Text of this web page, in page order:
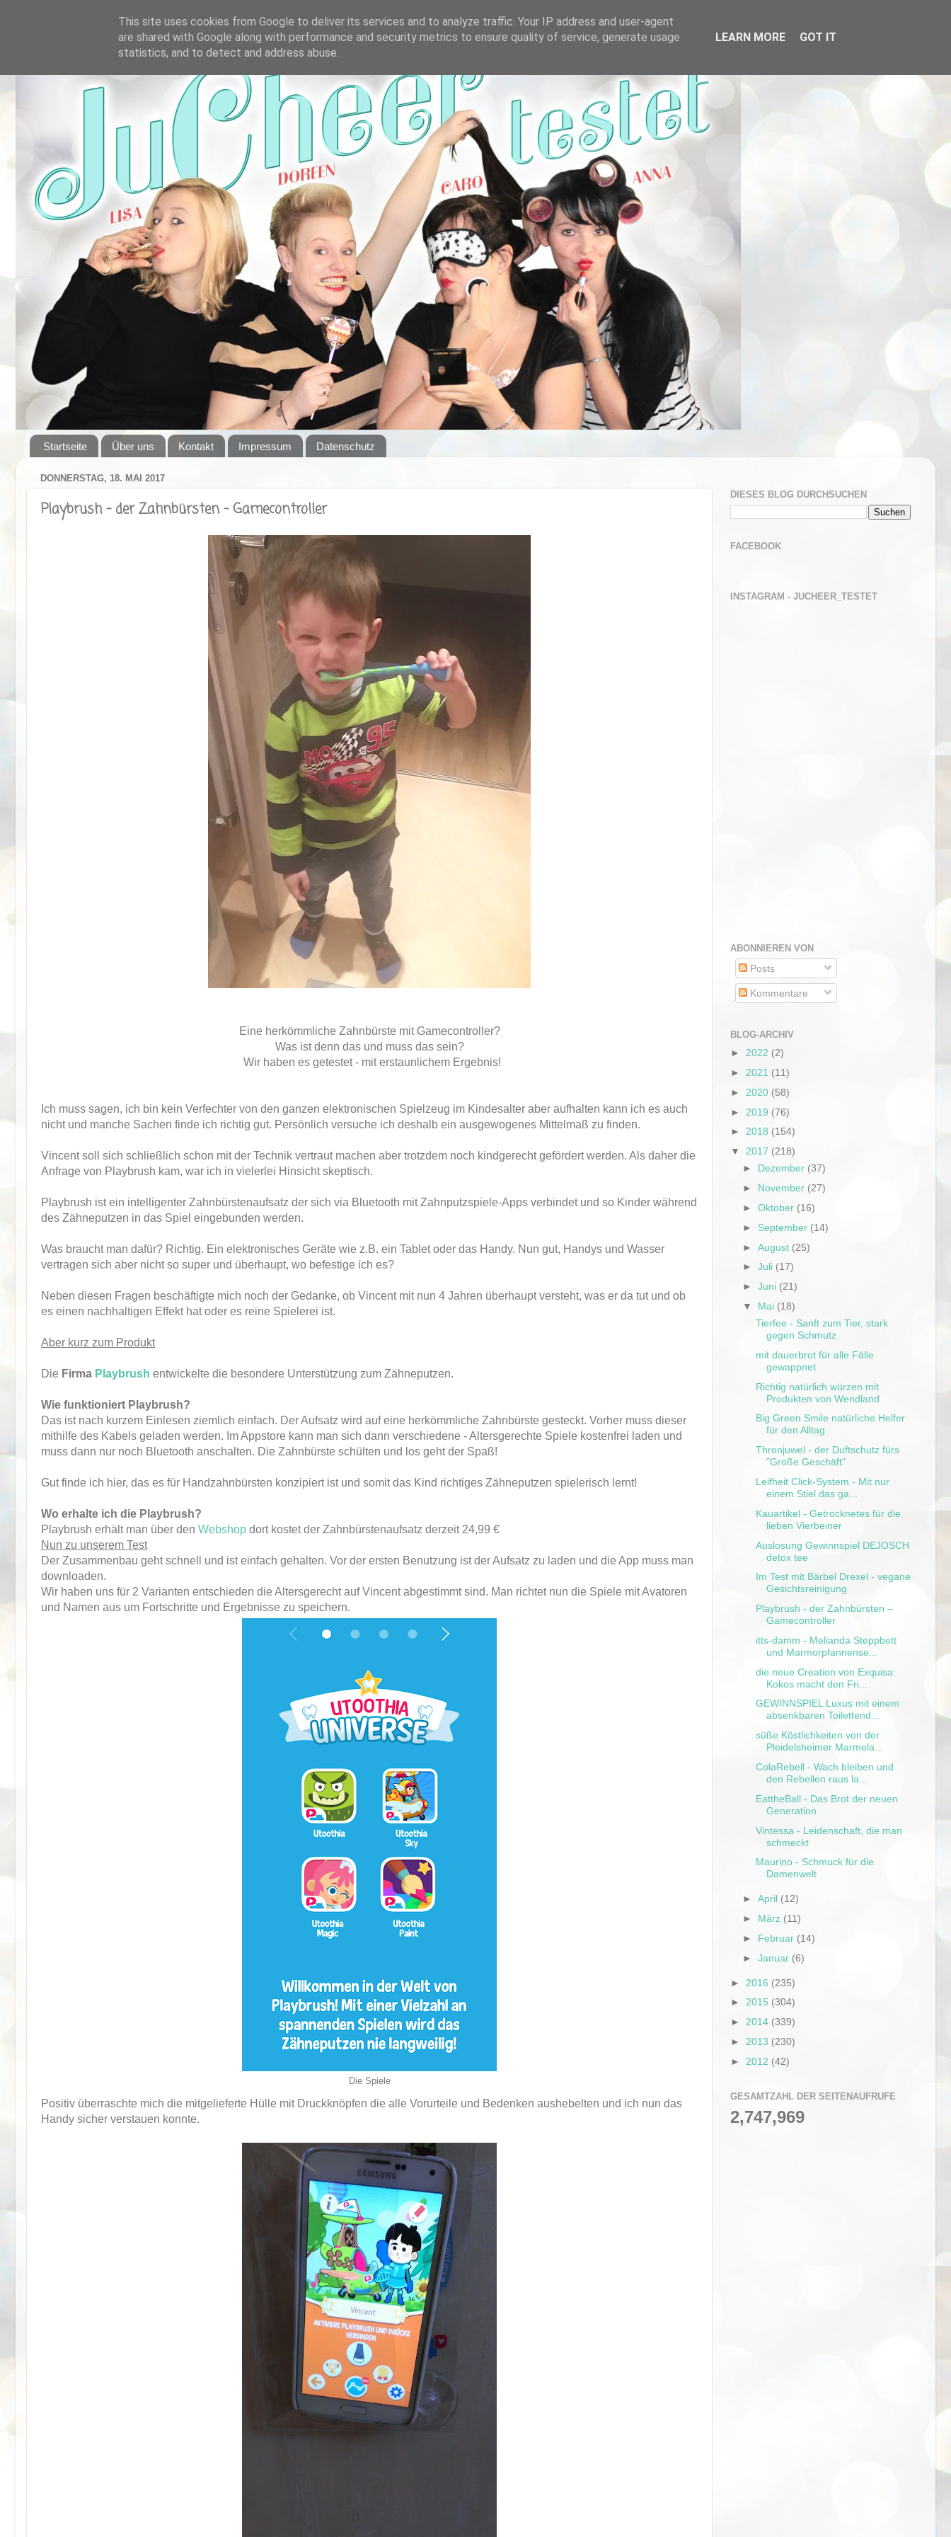
Startseite Über uns Kontakt Impressum Datenschutz
DONNERSTAG, 18. MAI 2017
Playbrush - der Zahnbürsten – Gamecontroller
Eine herkömmliche Zahnbürste mit Gamecontroller?
Was ist denn das und muss das sein?
Wir haben es getestet - mit erstaunlichem Ergebnis!
Ich muss sagen, ich bin kein Verfechter von den ganzen elektronischen Spielzeug im Kindesalter aber aufhalten kann ich es auch
nicht und manche Sachen finde ich richtig gut. Persönlich versuche ich deshalb ein ausgewogenes Mittelmaß zu finden.
Vincent soll sich schließlich schon mit der Technik vertraut machen aber trotzdem noch kindgerecht gefördert werden. Als daher die
Anfrage von Playbrush kam, war ich in vielerlei Hinsicht skeptisch.
Playbrush ist ein intelligenter Zahnbürstenaufsatz der sich via Bluetooth mit Zahnputzspiele-Apps verbindet und so Kinder während
des Zähneputzen in das Spiel eingebunden werden.
Was braucht man dafür? Richtig. Ein elektronisches Geräte wie z.B. ein Tablet oder das Handy. Nun gut, Handys und Wasser
vertragen sich aber nicht so super und überhaupt, wo befestige ich es?
Neben diesen Fragen beschäftigte mich noch der Gedanke, ob Vincent mit nun 4 Jahren überhaupt versteht, was er da tut und ob
es einen nachhaltigen Effekt hat oder es reine Spielerei ist.
Aber kurz zum Produkt
Die Firma Playbrush entwickelte die besondere Unterstützung zum Zähneputzen.
Wie funktioniert Playbrush?
Das ist nach kurzem Einlesen ziemlich einfach. Der Aufsatz wird auf eine herkömmliche Zahnbürste gesteckt. Vorher muss dieser
mithilfe des Kabels geladen werden. Im Appstore kann man sich dann verschiedene - Altersgerechte Spiele kostenfrei laden und
muss dann nur noch Bluetooth anschalten. Die Zahnbürste schülten und los geht der Spaß!
Gut finde ich hier, das es für Handzahnbürsten konzipiert ist und somit das Kind richtiges Zähneputzen spielerisch lernt!
Wo erhalte ich die Playbrush?
Playbrush erhält man über den Webshop dort kostet der Zahnbürstenaufsatz derzeit 24,99 €
Nun zu unserem Test
Der Zusammenbau geht schnell und ist einfach gehalten. Vor der ersten Benutzung ist der Aufsatz zu laden und die App muss man
downloaden.
Wir haben uns für 2 Varianten entschieden die Altersgerecht auf Vincent abgestimmt sind. Man richtet nun die Spiele mit Avatoren
und Namen aus um Fortschritte und Ergebnisse zu speichern.
Die Spiele
Positiv überraschte mich die mitgelieferte Hülle mit Druckknöpfen die alle Vorurteile und Bedenken aushebelten und ich nun das
Handy sicher verstauen konnte.
DIESES BLOG DURCHSUCHEN
FACEBOOK
INSTAGRAM - JUCHEER_TESTET
ABONNIEREN VON
Posts
Kommentare
BLOG-ARCHIV
► 2022 (2)
► 2021 (11)
► 2020 (58)
► 2019 (76)
► 2018 (154)
▼ 2017 (218)
► Dezember (37)
► November (27)
►Oktober (16)
► September (14)
►August (25)
►Juli (17)
►Juni (21)
▼ Mai (18)
Tierfee - Sanft zum Tier, stark
gegen Schmutz
mit dauerbrot für alle Fälle
gewappnet
Richtig natürlich würzen mit
Produkten von Wendland
Big Green Smile natürliche Helfer
für den Alltag
Thronjuwel - der Duftschutz fürs
"Große Geschäft"
Leifheit Click-System - Mit nur
einem Stiel das ga...
Kauartikel - Getrocknetes für die
lieben Vierbeiner
Auslosung Gewinnspiel DEJOSCH
detox tee
Im Test mit Bärbel Drexel - vegane
Gesichtsreinigung
Playbrush - der Zahnbürsten –
Gamecontroller
itts-damm - Melianda Steppbett
und Marmorpfannense...
die neue Creation von Exquisa:
Kokos macht den Fri...
GEWINNSPIEL Luxus mit einem
absenkbaren Toilettend...
süße Köstlichkeiten von der
Pleidelsheimer Marmela...
ColaRebell - Wach bleiben und
den Rebellen raus la...
EattheBall - Das Brot der neuen
Generation
Vintessa - Leidenschaft, die man
schmeckt
Maurino - Schmuck für die
Damenwelt
►April (12)
► März (11)
► Februar (14)
►Januar (6)
► 2016 (235)
► 2015 (304)
► 2014 (339)
► 2013 (230)
► 2012 (42)
GESAMTZAHL DER SEITENAUFRUFE
2,747,969
This site uses cookies from Google to deliver its services and to analyze traffic. Your IP address and user-agent
are shared with Google along with performance and security metrics to ensure quality of service, generate usage
statistics, and to detect and address abuse.
LEARN MORE GOT IT